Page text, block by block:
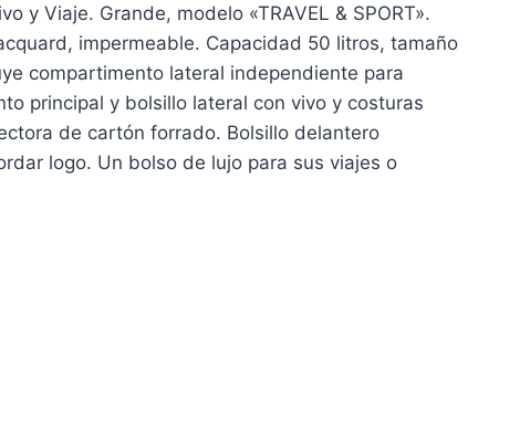
y Viaje. Grande, modelo «TRAVEL & SPORT».
impermeable. Capacidad 50 litros, tamaño
compartimento lateral independiente para
principal y bolsillo lateral con vivo y costuras
de cartón forrado. Bolsillo delantero
logo. Un bolso de lujo para sus viajes o